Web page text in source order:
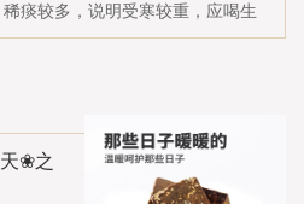
黑木耳是各种食物中含铁量最高
的，有清肺、润肺、养胃益气补血
❀之